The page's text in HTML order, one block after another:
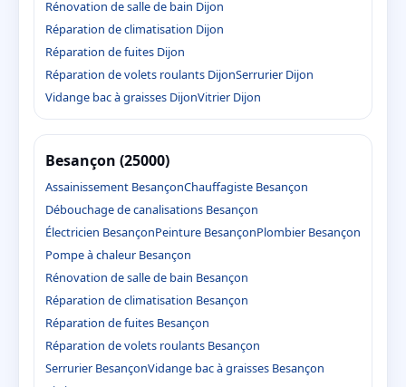
Rénovation de salle de bain Dijon
Réparation de climatisation Dijon
Réparation de fuites Dijon
Réparation de volets roulants DijonSerrurier Dijon
Vidange bac à graisses DijonVitrier Dijon
Besançon (25000)
Assainissement BesançonChauffagiste Besançon
Débouchage de canalisations Besançon
Électricien BesançonPeinture BesançonPlombier Besançon
Pompe à chaleur Besançon
Rénovation de salle de bain Besançon
Réparation de climatisation Besançon
Réparation de fuites Besançon
Réparation de volets roulants Besançon
Serrurier BesançonVidange bac à graisses Besançon